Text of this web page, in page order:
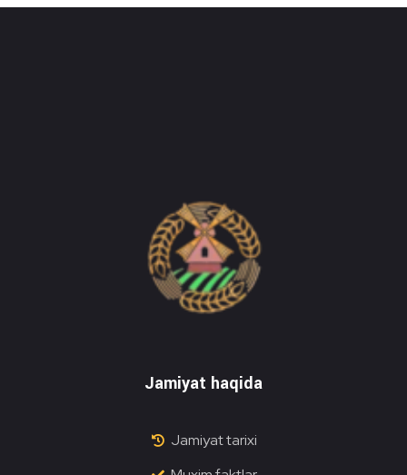
Jamiyat haqida
Jamiyat tarixi